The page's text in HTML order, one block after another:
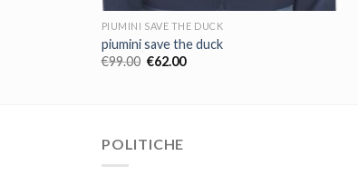
PIUMINI SAVE THE DUCK
piumini save the duck
€99.00 €62.00
POLITICHE